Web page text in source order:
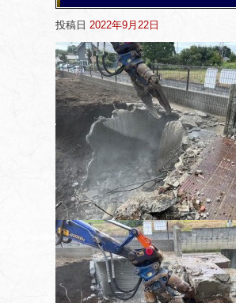
投稿日 2022年9月22日